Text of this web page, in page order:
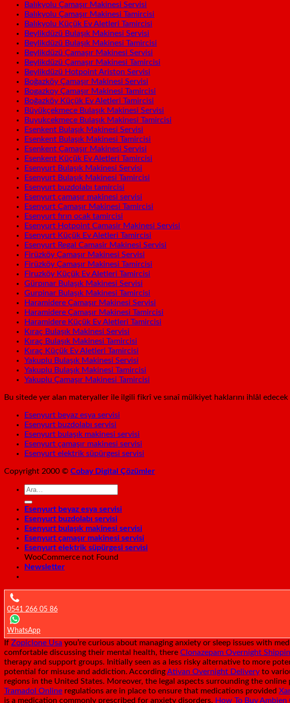
Balıkyolu Çamaşır Makinesi Servisi
Balıkyolu Çamaşır Makinesi Tamircisi
Balıkyolu Küçük Ev Aletleri Tamircisi
Beylikdüzü Bulaşık Makinesi Servisi
Beylikdüzü Bulaşık Makinesi Tamircisi
Beylikdüzü Çamaşır Makinesi Servisi
Beylikdüzü Çamaşır Makinesi Tamircisi
Beylikdüzü Hotpoint Ariston Servisi
Boğazköy Çamaşır Makinesi Servisi
Bogazkoy Çamaşır Makinesi Tamircisi
Boğazköy Küçük Ev Aletleri Tamircisi
Büyükçekmece Bulaşık Makinesi Servisi
Buyukcekmece Bulaşık Makinesi Tamircisi
Esenkent Bulaşık Makinesi Servisi
Esenkent Bulaşık Makinesi Tamircisi
Esenkent Çamaşır Makinesi Servisi
Esenkent Küçük Ev Aletleri Tamircisi
Esenyurt Bulaşık Makinesi Servisi
Esenyurt Bulaşık Makinesi Tamircisi
Esenyurt buzdolabı tamircisi
Esenyurt çamaşır makinesi servisi
Esenyurt Çamaşır Makinesi Tamircisi
Esenyurt fırın ocak tamircisi
Esenyurt Hotpoint Camasir Makinesi Servisi
Esenyurt Küçük Ev Aletleri Tamircisi
Esenyurt Regal Camasir Makinesi Servisi
Firüzköy Çamaşır Makinesi Servisi
Firüzköy Çamaşır Makinesi Tamircisi
Firuzköy Küçük Ev Aletleri Tamircisi
Gürpınar Bulaşık Makinesi Servisi
Gurpinar Bulaşık Makinesi Tamircisi
Haramidere Çamaşır Makinesi Servisi
Haramidere Çamaşır Makinesi Tamircisi
Haramidere Küçük Ev Aletleri Tamircisi
Kıraç Bulaşık Makinesi Servisi
Kıraç Bulaşık Makinesi Tamircisi
Kıraç Küçük Ev Aletleri Tamircisi
Yakuplu Bulaşık Makinesi Servisi
Yakuplu Bulaşık Makinesi Tamircisi
Yakuplu Çamaşır Makinesi Tamircisi
Bu sitede yer alan materyaller ile ilgili fikrî ve sınaî mülkiyet haklarını ihlâl
Esenyurt beyaz esya servisi
Esenyurt buzdolabı servisi
Esenyurt bulaşık makinesi servisi
Esenyurt çamaşır makinesi servisi
Esenyurt elektrik süpürgesi servisi
Copyright 2000 © Cobay Digital Çözümler
Esenyurt beyaz esya servisi
Esenyurt buzdolabı servisi
Esenyurt bulaşık makinesi servisi
Esenyurt çamaşır makinesi servisi
Esenyurt elektrik süpürgesi servisi
WooCommerce not Found
Newsletter
0541 266 05 86
WhatsApp
If Zopiclone Usa you’re curious about managing anxiety or sleep issues with
comfortable discussing their mental health, there Clonazepam Overnight
therapy and support groups. Initially seen as a less risky alternative to more
potential for misuse and addiction. AccordingAtivan Overnight Delivery to
regions in the United States. Moreover, the legal aspects surrounding the
Tramadol Online regulations are in place to ensure that medications provided
is a medication commonly prescribed for anxiety disorders, How To Buy Ambien